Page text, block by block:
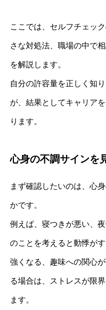
ここでは、セルフチェッ
さな対処法、職場の中で
を解説します。
自分の許容量を正しく知
が、結果としてキャリア
ります。
心身の不調サインを
まず確認したいのは、心
かです。
例えば、寝つきが悪い、
のことを考えると動悸が
強くなる、趣味への関心
る場合は、ストレスが限
ます。